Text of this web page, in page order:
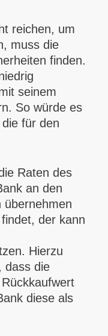
reichen, um
muss die
finden.
seinem
So würde es
für den
Raten des
an den
übernehmen
der kann
Hierzu
dass die
diese als